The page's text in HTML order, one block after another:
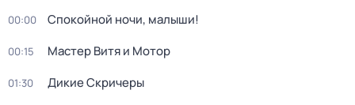
00:00 Спокойной ночи, малыши!
00:15 Мастер Витя и Мотор
01:30 Дикие Скричеры